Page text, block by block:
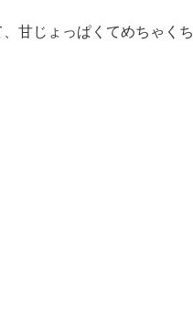
甘じょっぱくてめちゃくち